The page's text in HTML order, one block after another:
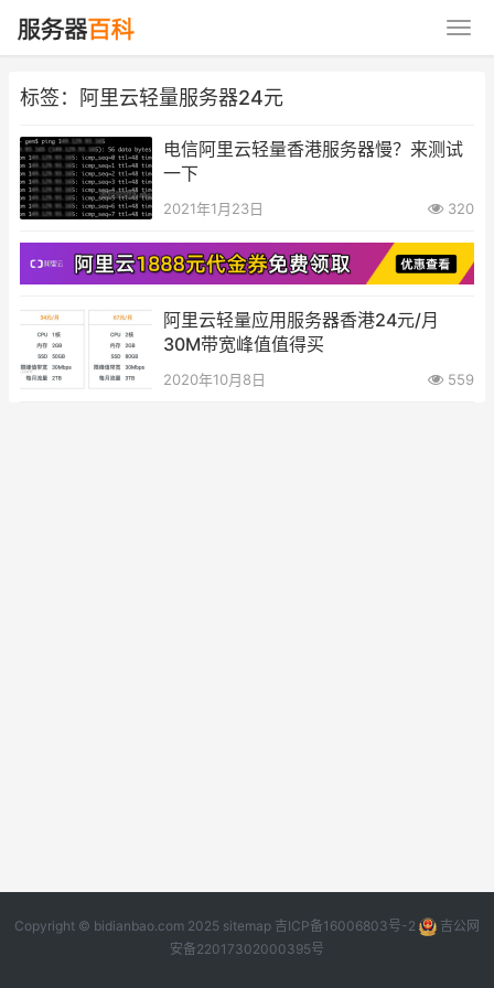
标签：阿里云轻量服务器24元
电信阿里云轻量香港服务器慢？来测试
一下
2021年1月23日 320
阿里云轻量应用服务器香港24元/月
30M带宽峰值值得买
2020年10月8日 559
Copyright © bidianbao.com 2025 sitemap 吉ICP备16006803号-2
吉公网
安备22017302000395号